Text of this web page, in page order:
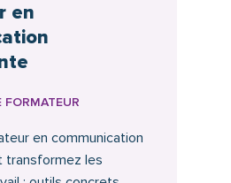
en
FORMATEUR
en communication
transformez les